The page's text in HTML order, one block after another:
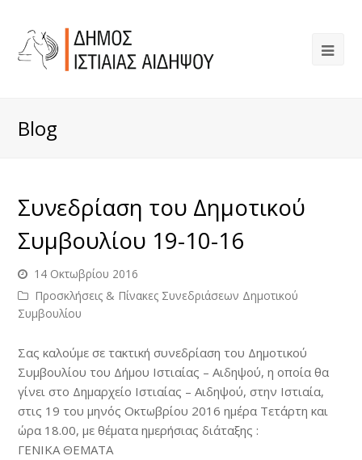
Blog
Συνεδρίαση του Δημοτικού
Συμβουλίου 19-10-16
14 Οκτωβρίου 2016
Προσκλήσεις & Πίνακες Συνεδριάσεων Δημοτικού
Συμβουλίου
Σας καλούμε σε τακτική συνεδρίαση του Δημοτικού
Συμβουλίου του Δήμου Ιστιαίας – Αιδηψού, η οποία θα
γίνει στο Δημαρχείο Ιστιαίας – Αιδηψού, στην Ιστιαία,
στις 19 του μηνός Οκτωβρίου 2016 ημέρα Τετάρτη και
ώρα 18.00, με θέματα ημερήσιας διάταξης :
ΓΕΝΙΚΑ ΘΕΜΑΤΑ